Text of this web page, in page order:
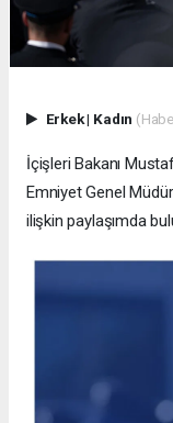
Erkek| Kadın
İçişleri Bakanı
Emniyet Genel
ilişkin paylaşımda